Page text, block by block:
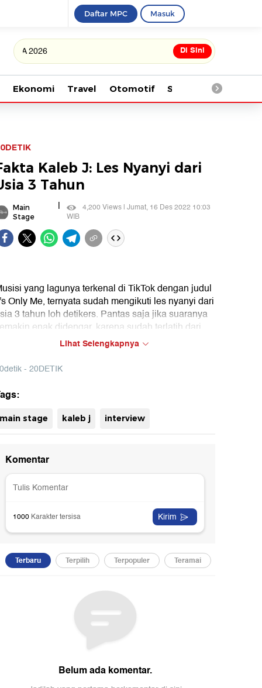
Daftar MPC Masuk
Tonton kabar terbaru
Di Sini
Ekonomi Travel Otomotif Saintek
Kaleb J: Les Nyanyi dari
3 Tahun
Main
Stage
|
4,200 Views | Jumat, 16 Des 2022 10:03
WIB
yang lagunya terkenal di TikTok dengan judul
Only Me, ternyata sudah mengikuti les nyanyi dari
3 tahun loh detikers. Pantas saja jika suaranya
enak didengar, karena sudah terlatih dari
kecil. Selengkapnya di 20detik.
Lihat Selengkapnya
- 20DETIK
main stage kaleb j interview